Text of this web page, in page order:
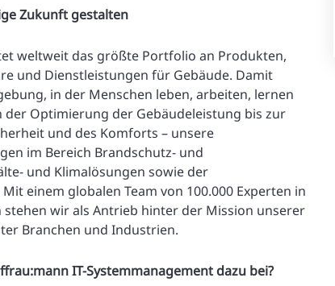
Zukunft gestalten
weltweit das größte Portfolio an Produkten,
und Dienstleistungen für Gebäude. Damit
in der Menschen leben, arbeiten, lernen
der Optimierung der Gebäudeleistung bis zur
und des Komforts – unsere
im Bereich Brandschutz- und
und Klimalösungen sowie der
einem globalen Team von 100.000 Experten in
stehen wir als Antrieb hinter der Mission unserer
Branchen und Industrien.
IT-Systemmanagement dazu bei?